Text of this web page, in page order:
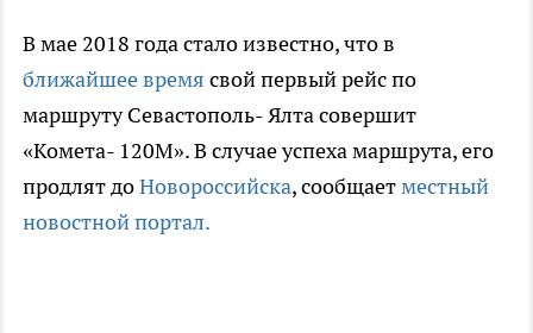
В мае 2018 года стало известно, что в
ближайшее время свой первый рейс по
маршруту Севастополь- Ялта совершит
«Комета- 120М». В случае успеха маршрута, его
продлят доНовороссийска, сообщаетместный
новостной портал.